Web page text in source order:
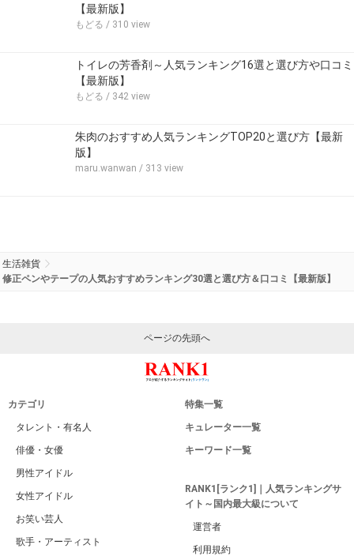
【最新版】
もどる / 310 view
トイレの芳香剤～人気ランキング16選と選び方や口コミ
【最新版】
もどる / 342 view
朱肉のおすすめ人気ランキングTOP20と選び方【最新
版】
maru.wanwan / 313 view
生活雑貨
修正ペンやテープの人気おすすめランキング30選と選び方＆口コミ【最新版】
ページの先頭へ
カテゴリ
タレント・有名人
俳優・女優
男性アイドル
女性アイドル
お笑い芸人
歌手・アーティスト
特集一覧
キュレーター一覧
キーワード一覧
RANK1[ランク1]｜人気ランキングサ
イト～国内最大級について
運営者
利用規約